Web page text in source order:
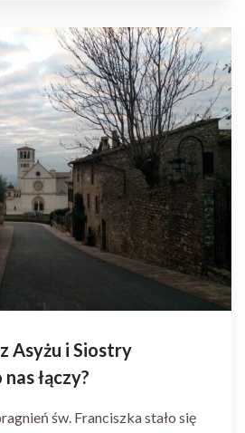
Asyżu i Siostry
łączy?
św. Franciszka stało się